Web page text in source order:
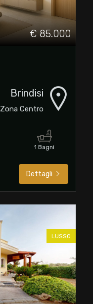
€ 85.000
Brindisi
Zona Centro
1 Bagni
Dettagli
LUSSO